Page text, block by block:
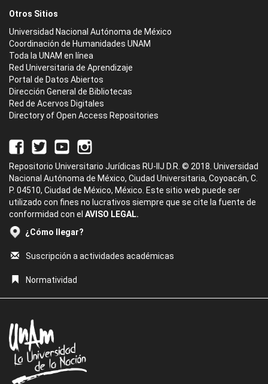
Otros Sitios
Universidad Nacional Autónoma de México
Coordinación de Humanidades UNAM
Toda la UNAM en línea
Red Universitaria de Aprendizaje
Portal de Datos Abiertos
Dirección General de Bibliotecas
Red de Acervos Digitales
Directory of Open Access Repositories
Repositorio Universitario Jurídicas RU-IIJ D.R. © 2018. Universidad
Nacional Autónoma de México, Ciudad Universitaria, Coyoacán, C.
P. 04510, Ciudad de México, México. Este sitio web puede ser
utilizado con fines no lucrativos siempre que se cite la fuente de
conformidad con el AVISO LEGAL.
¿Cómo llegar?
Suscripción a actividades académicas
Normatividad